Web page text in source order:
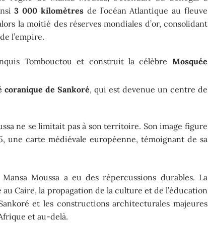
3 000 kilomètres de l’océan Atlantique au fleuve
la moitié des réserves mondiales d’or, consolidant
l’empire.
Tombouctou et construit la célèbre Mosquée
coranique de Sankoré, qui est devenue un centre de
ne se limitait pas à son territoire. Son image figure
une carte médiévale européenne, témoignant de sa
Moussa a eu des répercussions durables. La
Caire, la propagation de la culture et de l’éducation
et les constructions architecturales majeures
et au-delà.